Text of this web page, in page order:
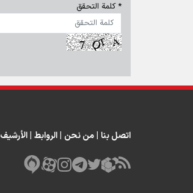
* كلمة التحقق
اتصل بنا |من نحن |الروابط |الأرشيف